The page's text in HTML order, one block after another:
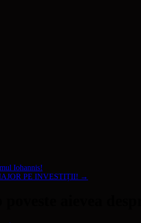
Iohannis!
PE INVESTIȚII! →